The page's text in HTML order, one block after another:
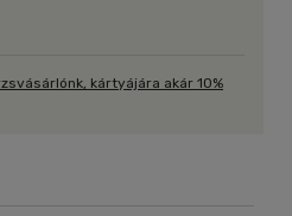
és Az új haza - zajos sikert ért
színpadán is. Nyirő drámái
amely remek prózai műveinek
fundamentumot pedig a
kártyájára akár 10%